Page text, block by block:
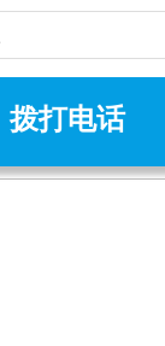
拨打电话